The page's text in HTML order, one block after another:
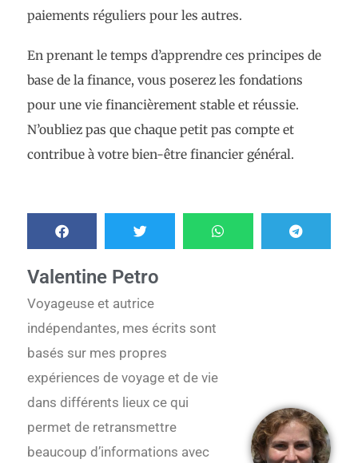
paiements réguliers pour les autres.
En prenant le temps d’apprendre ces principes de
base de la finance, vous poserez les fondations
pour une vie financièrement stable et réussie.
N’oubliez pas que chaque petit pas compte et
contribue à votre bien-être financier général.
Valentine Petro
Voyageuse et autrice
indépendantes, mes écrits sont
basés sur mes propres
expériences de voyage et de vie
dans différents lieux ce qui
permet de retransmettre
beaucoup d’informations avec